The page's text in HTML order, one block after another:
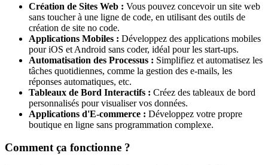
Création de Sites Web : Vous pouvez concevoir un site web
sans toucher à une ligne de code, en utilisant des outils de
création de site no code.
Applications Mobiles : Développez des applications mobiles
pour iOS et Android sans coder, idéal pour les start-ups.
Automatisation des Processus : Simplifiez et automatisez les
tâches quotidiennes, comme la gestion des e-mails, les
réponses automatiques, etc.
Tableaux de Bord Interactifs : Créez des tableaux de bord
personnalisés pour visualiser vos données.
Applications d'E-commerce : Développez votre propre
boutique en ligne sans programmation complexe.
Comment ça fonctionne ?